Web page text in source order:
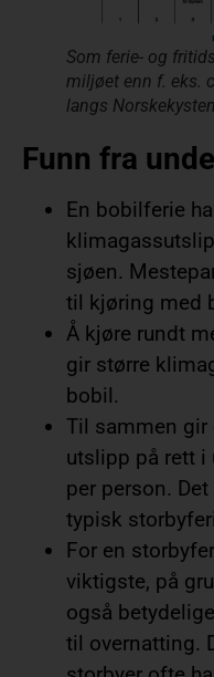
Som ferie- og
miljøet enn f. eks.
langs
Funn fra
En bobilferie
sjøen.
til kjøring med
Å kjøre rundt
gir større
bobil.
Til sammen gir
utslipp på rett i
per person.
typisk
For en
viktigste, på
også
til overnatting.